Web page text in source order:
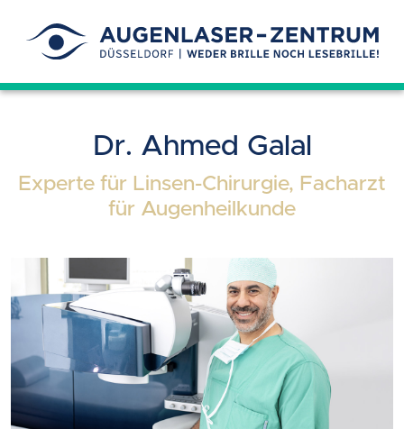
Dr. Ahmed Galal
Experte für Linsen-Chirurgie, Facharzt
für Augenheilkunde